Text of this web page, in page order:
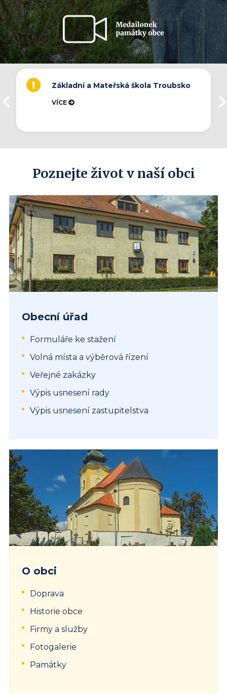
Základní a Mateřská škola Troubsko
VÍCE
Poznejte život v naší obci
Obecní úřad
Formuláře ke stažení
Volná místa a výběrová řízení
Veřejné zakázky
Výpis usnesení rady
Výpis usnesení zastupitelstva
O obci
Doprava
Historie obce
Firmy a služby
Fotogalerie
Památky